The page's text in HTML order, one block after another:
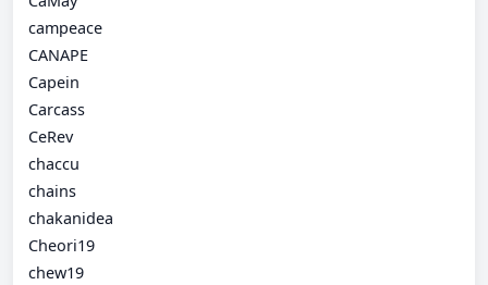
campeace
CANAPE
Capein
Carcass
CeRev
chaccu
chains
chakanidea
Cheori19
chew19